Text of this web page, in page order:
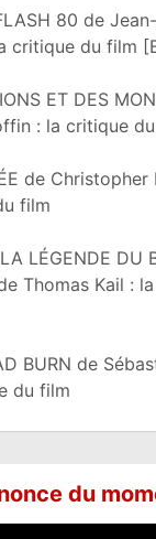
80 de
critique du film
ET DES
: la critique
de
film
LÉGENDE DU
Thomas Kail :
BURN de
du film
du